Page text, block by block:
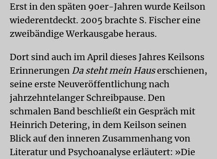
Erst in den späten 90er-Jahren wurde Keilson
wiederentdeckt. 2005 brachte S. Fischer eine
zweibändige Werkausgabe heraus.
Dort sind auch im April dieses Jahres Keilsons
Erinnerungen Da steht mein Hauserschienen,
seine erste Neuveröffentlichung nach
jahrzehntelanger Schreibpause. Den
schmalen Band beschließt ein Gespräch mit
Heinrich Detering, in dem Keilson seinen
Blick auf den inneren Zusammenhang von
Literatur und Psychoanalyse erläutert: »Die